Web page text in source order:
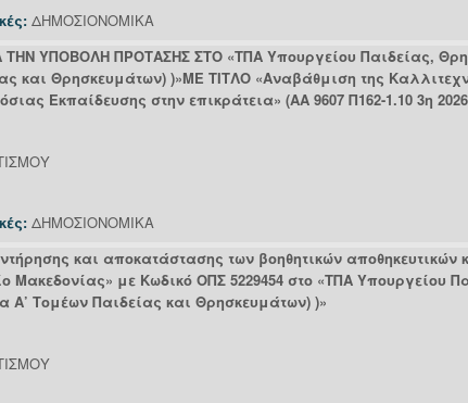
ΔΗΜΟΣΙΟΝΟΜΙΚΑ
ΥΠΟΒΟΛΗ ΠΡΟΤΑΣΗΣ ΣΤΟ «ΤΠΑ Υπουργείου Παιδείας,
και Θρησκευμάτων) )»ΜΕ ΤΙΤΛΟ «Aναβάθμιση της
Εκπαίδευσης στην επικράτεια» (ΑΑ 9607 Π162-1.10 3η
ΔΗΜΟΣΙΟΝΟΜΙΚΑ
και αποκατάστασης των βοηθητικών αποθηκευτικών
Μακεδονίας» με Κωδικό ΟΠΣ 5229454 στο «ΤΠΑ Υπουργείου
Τομέων Παιδείας και Θρησκευμάτων) )»